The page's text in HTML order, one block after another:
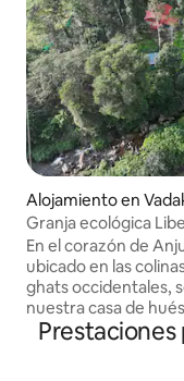
Alojamiento en
Granja ecológica
En el corazón de
ubicado en las
ghats occidentales,
nuestra casa de
familiar orgánica. A 45 minutos en coche
de Kodaikanal y a 25
Prestaciones